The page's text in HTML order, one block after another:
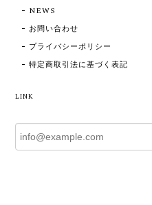
NEWS
お問い合わせ
プライバシーポリシー
特定商取引法に基づく表記
LINK